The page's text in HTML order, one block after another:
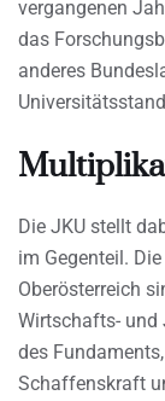
vergangenen
das
anderes
Die JKU stellt
im Gegenteil.
Oberösterreich
Wirtschafts- und
des
Schaffenskraft